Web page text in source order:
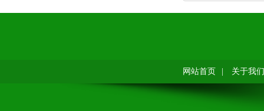
网站首页 关于我们